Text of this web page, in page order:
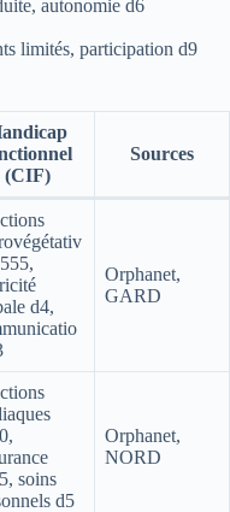
autonomie d6
limités, participation d9
(CIF)
Sources
d4,
Orphanet,
GARD
soins
d5
Orphanet,
NORD